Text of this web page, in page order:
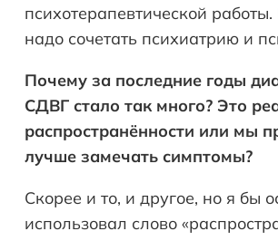
психотерапевтической
надо сочетать психиатрию и
Почему за последние годы
СДВГ стало так много? Это
распространённости или мы
лучше замечать симптомы?
Скорее и то, и другое, но я бы
использовал слово